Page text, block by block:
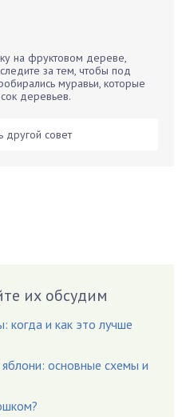
на фруктовом дереве,
за тем, чтобы под
муравьи, которые
деревьев.
другой совет
их обсудим
когда и как это лучше
основные схемы и